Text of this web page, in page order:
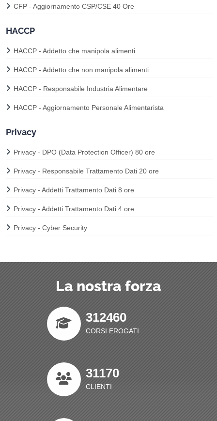
CFP - Aggiornamento CSP/CSE 40 Ore
HACCP
HACCP - Addetto che manipola alimenti
HACCP - Addetto che non manipola alimenti
HACCP - Responsabile Industria Alimentare
HACCP - Aggiornamento Personale Alimentarista
Privacy
Privacy - DPO (Data Protection Officer) 80 ore
Privacy - Responsabile Trattamento Dati 20 ore
Privacy - Addetti Trattamento Dati 8 ore
Privacy - Addetti Trattamento Dati 4 ore
Privacy - Cyber Security
La nostra forza
312460
CORSI EROGATI
31170
CLIENTI